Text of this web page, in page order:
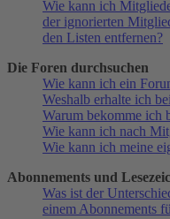
Wie kann ich
der ignorierten
den Listen entfernen?
Die Foren durchsuchen
Wie kann ich ein
Weshalb erhalte ich
Warum bekomme ich
Wie kann ich nach
Wie kann ich meine
Abonnements und
Was ist der
einem Abonnements